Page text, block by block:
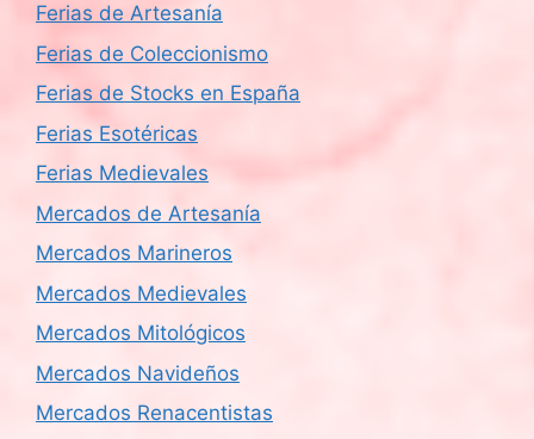
Ferias de Artesanía
Ferias de Coleccionismo
Ferias de Stocks en España
Ferias Esotéricas
Ferias Medievales
Mercados de Artesanía
Mercados Marineros
Mercados Medievales
Mercados Mitológicos
Mercados Navideños
Mercados Renacentistas